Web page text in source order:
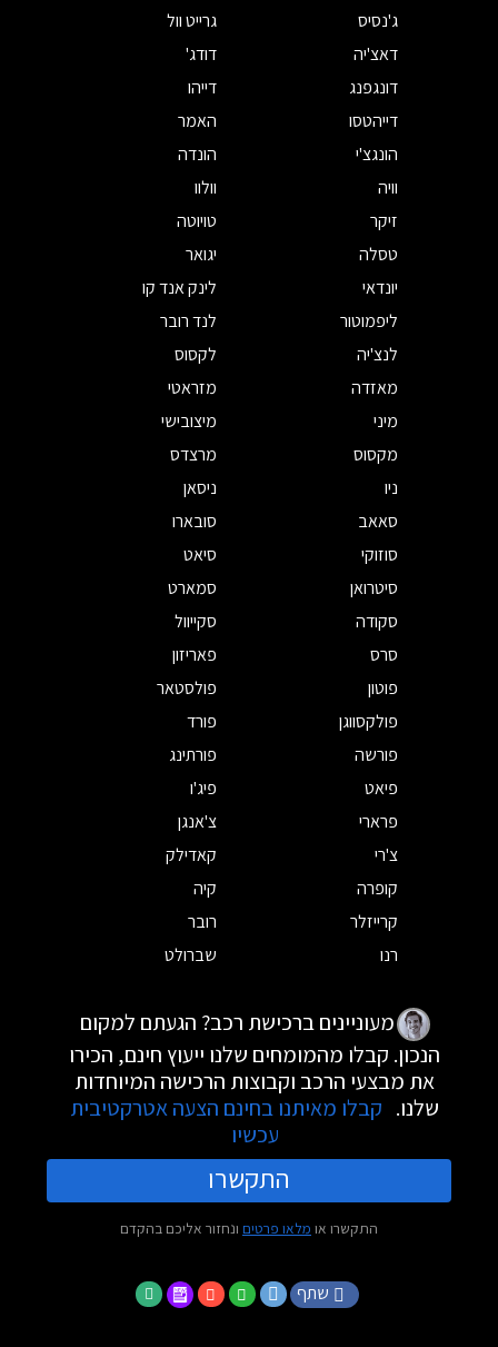
ג'נסיס
גרייט וול
דאצ'יה
דודג'
דונגפנג
דייהו
דייהטסו
האמר
הונגצ'י
הונדה
וויה
וולוו
זיקר
טויוטה
טסלה
יגואר
יונדאי
לינק אנד קו
ליפמוטור
לנד רובר
לנצ'יה
לקסוס
מאזדה
מזראטי
מיני
מיצובישי
מקסוס
מרצדס
ניו
ניסאן
סאאב
סובארו
סוזוקי
סיאט
סיטרואן
סמארט
סקודה
סקייוול
סרס
פאריזון
פוטון
פולסטאר
פולקסווגן
פורד
פורשה
פורתינג
פיאט
פיג'ו
פרארי
צ'אנגן
צ'רי
קאדילק
קופרה
קיה
קרייזלר
רובר
רנו
שברולט
מעוניינים ברכישת רכב? הגעתם למקום
הנכון. קבלו מהמומחים שלנו ייעוץ חינם, הכירו
את מבצעי הרכב וקבוצות הרכישה המיוחדות
שלנו. קבלו מאיתנו בחינם הצעה אטרקטיבית
עכשיו
התקשרו
התקשרו או מלאו פרטים ונחזור אליכם בהקדם
שתף